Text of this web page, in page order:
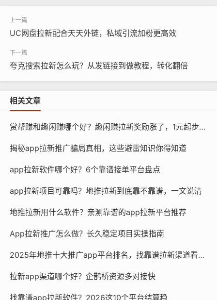
UC网盘拉新配合天天外链，私域引流加粉更高效
夸克搜索拉新怎么玩？从发链接到做教程，转化翻倍
相关文章
赏帮赚和趣闲赚哪个好？趣闲赚拉新奖励涨了，1元起步更划算
揭秘app拉新推广骗局真相，这些避雷知识你得知道
app拉新软件哪个好？6个靠谱接单平台盘点
app拉新项目可靠吗？地推拉新到底靠不靠谱，一文说清
地推拉新用什么软件？亲测靠谱的app拉新平台推荐
App拉新推广怎么做？长久稳定项目实操指南
2025年地推十大推广app平台排名，找靠谱拉新渠道看这篇
拉新app渠道哪个好？企鹊桥资源多对接快
找靠谱app拉新软件？2026这10个平台结算稳